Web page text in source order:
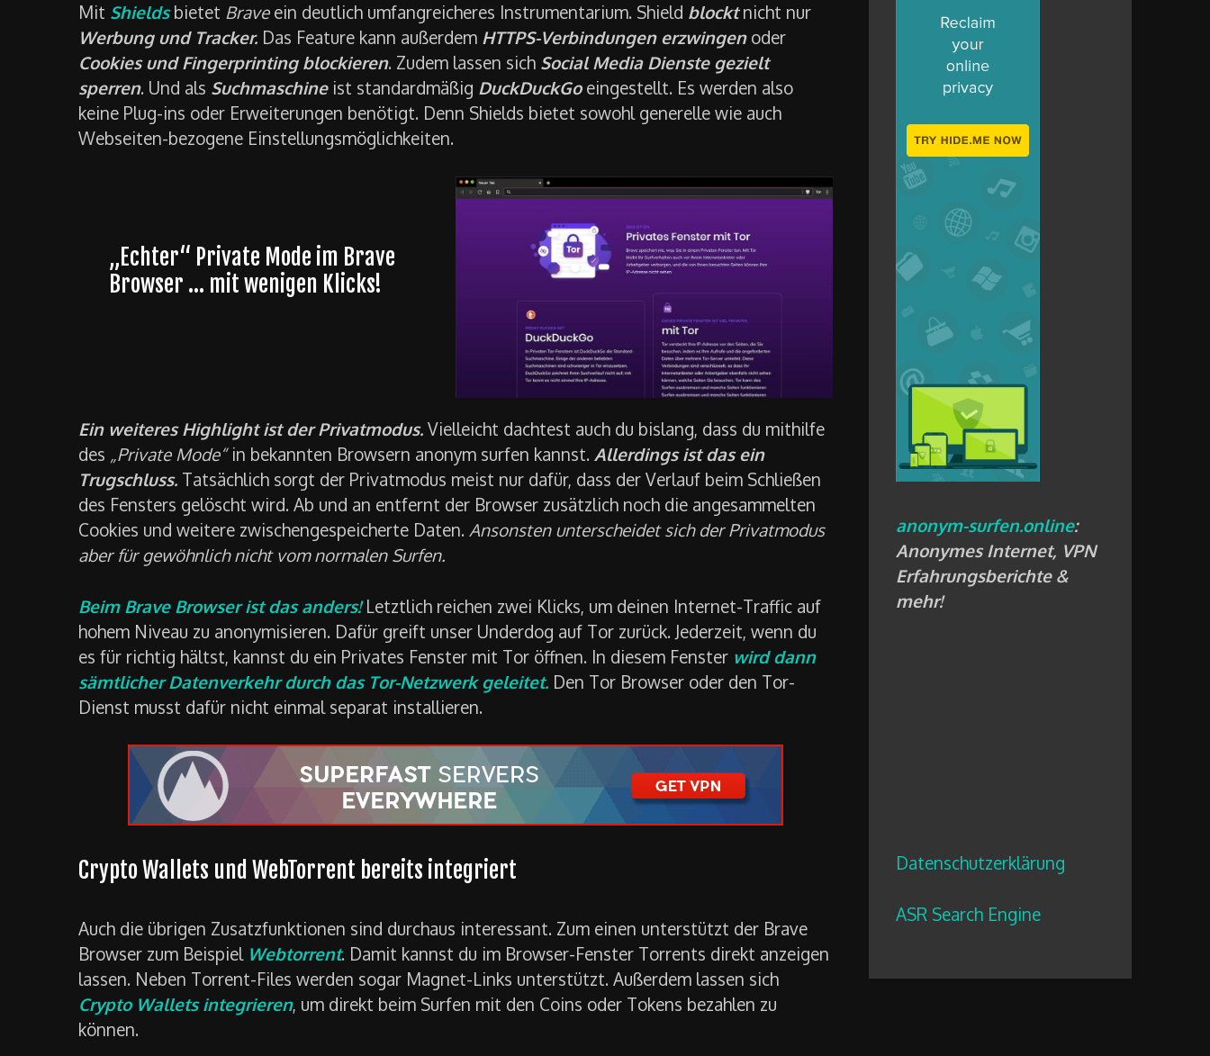
Mit Shieldsbietet Braveein deutlich umfangreicheres Instrumentarium. Shield blocktnicht nur
Werbung und Tracker. Das Feature kann außerdem HTTPS-Verbindungen erzwingenoder
Cookies und Fingerprinting blockieren. Zudem lassen sich Social Media Dienste gezielt
sperren. Und als Suchmaschineist standardmäßig DuckDuckGoeingestellt. Es werden also
keine Plug-ins oder Erweiterungen benötigt. Denn Shields bietet sowohl generelle wie auch
Webseiten-bezogene Einstellungsmöglichkeiten.
„Echter“ Private Mode im Brave
Browser … mit wenigen Klicks!
Ein weiteres Highlight ist der Privatmodus. Vielleicht dachtest auch du bislang, dass du mithilfe
des „Private Mode“in bekannten Browsern anonym surfen kannst. Allerdings ist das ein
Trugschluss. Tatsächlich sorgt der Privatmodus meist nur dafür, dass der Verlauf beim Schließen
des Fensters gelöscht wird. Ab und an entfernt der Browser zusätzlich noch die angesammelten
Cookies und weitere zwischengespeicherte Daten. Ansonsten unterscheidet sich der Privatmodus
aber für gewöhnlich nicht vom normalen Surfen.
Beim Brave Browseristdas anders! Letztlich reichen zwei Klicks, um deinen Internet-Traffic auf
hohem Niveau zu anonymisieren. Dafür greift unser Underdog auf Tor zurück. Jederzeit, wenn du
es für richtig hältst, kannst du ein Privates Fenster mit Tor öffnen. In diesem Fenster wird dann
sämtlicher Datenverkehr durch das Tor-Netzwerk geleitet. Den Tor Browser oder den Tor-
Dienst musst dafür nicht einmal separat installieren.
Crypto Wallets und WebTorrent bereits integriert
Auch die übrigen Zusatzfunktionen sind durchaus interessant. Zum einen unterstützt der Brave
Browser zum Beispiel Webtorrent. Damit kannst du im Browser-Fenster Torrents direkt anzeigen
lassen. Neben Torrent-Files werden sogar Magnet-Links unterstützt. Außerdem lassen sich
Crypto Wallets integrieren, um direkt beim Surfen mit den Coins oder Tokens bezahlen zu
können.
anonym-surfen.online:
Anonymes Internet, VPN
Erfahrungsberichte &
mehr!
Datenschutzerklärung
ASR Search Engine